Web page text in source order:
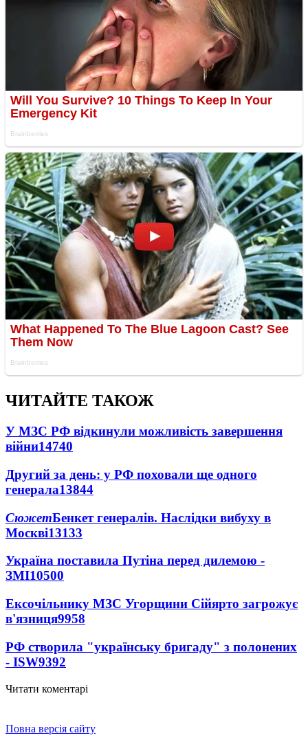
ЧИТАЙТЕ ТАКОЖ
У МЗС РФ відкинули можливість завершення
війни14740
Другий за день: у РФ поховали ще одного
генерала13844
СюжетБенкет генералів. Наслідки вибуху в
Москві13133
Україна поставила Путіна перед дилемою -
ЗМІ10500
Ексочільнику МЗС Угорщини Сійярто загрожує
в'язниця9958
РФ створила "українську бригаду" з полонених
- ISW9392
Читати коментарі
Повна версія сайту